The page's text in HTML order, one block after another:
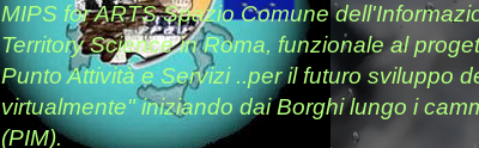
MIPS for ARTS Spazio Comune
Territory Science in Roma, funzionale al
Punto Attività e Servizi ..per il futuro sviluppo
virtualmente" iniziando dai Borghi lungo i
(PIM).